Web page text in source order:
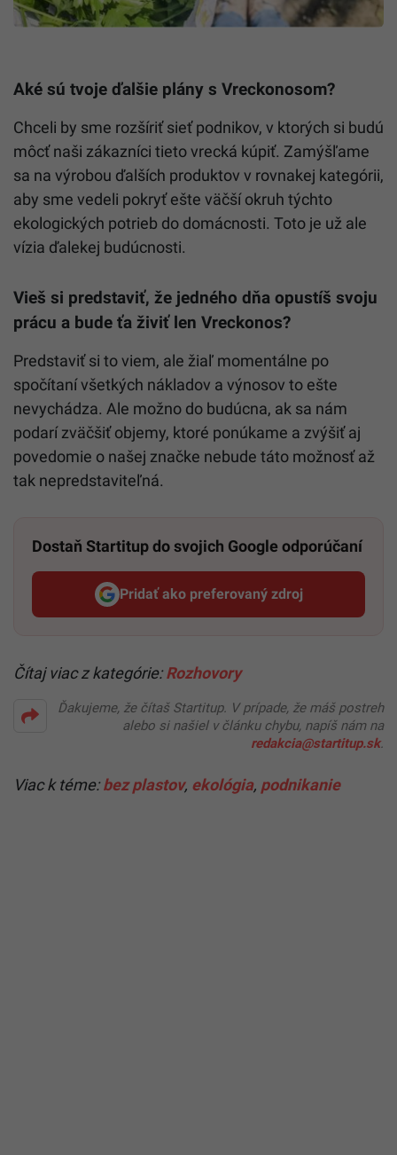
Aké sú tvoje ďalšie plány s Vreckonosom?
Chceli by sme rozšíriť sieť podnikov, v ktorých si budú
môcť naši zákazníci tieto vrecká kúpiť. Zamýšľame
sa na výrobou ďalších produktov v rovnakej kategórii,
aby sme vedeli pokryť ešte väčší okruh týchto
ekologických potrieb do domácnosti. Toto je už ale
vízia ďalekej budúcnosti.
Vieš si predstaviť, že jedného dňa opustíš svoju
prácu a bude ťa živiť len Vreckonos?
Predstaviť si to viem, ale žiaľ momentálne po
spočítaní všetkých nákladov a výnosov to ešte
nevychádza. Ale možno do budúcna, ak sa nám
podarí zväčšiť objemy, ktoré ponúkame a zvýšiť aj
povedomie o našej značke nebude táto možnosť až
tak nepredstaviteľná.
Dostaň Startitup do svojich Google odporúčaní
Pridať ako preferovaný zdroj
Startitup, odkaz sa otvorí v
Čítaj viac z kategórie:Rozhovory
Ďakujeme, že čítaš Startitup. V prípade, že máš postreh
alebo si našiel v článku chybu, napíš nám na
redakcia@startitup.sk.
Viac k téme:bez plastov, ekológia, podnikanie